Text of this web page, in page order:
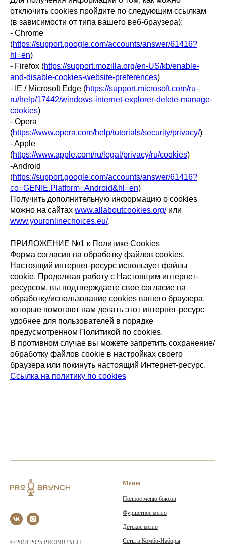
отключить cookies пройдите по следующим ссылкам
(в зависимости от типа вашего веб-браузера):
- Chrome
(https://support.google.com/accounts/answer/61416?
hl=en)
- Firefox (https://support.mozilla.org/en-US/kb/enable-
and-disable-cookies-website-preferences)
- IE / Microsoft Edge (https://support.microsoft.com/ru-
ru/help/17442/windows-internet-explorer-delete-manage-
cookies)
- Opera
(https://www.opera.com/help/tutorials/security/privacy/)
- Apple
(https://www.apple.com/ru/legal/privacy/ru/cookies)
-Android
(https://support.google.com/accounts/answer/61416?
co=GENIE.Platform=Android&hl=en)
Получить дополнительную информацию о cookies
можно на сайтах www.allaboutcookies.org/или
www.youronlinechoices.eu/.
ПРИЛОЖЕНИЕ №1 к Политике Cookies
Форма согласия на обработку файлов cookies.
Настоящий интернет-ресурс использует файлы
cookie. Продолжая работу с Настоящим интернет-
ресурсом, вы подтверждаете свое согласие на
обработку/использование cookies вашего браузера,
которые помогают нам делать этот интернет-ресурс
удобнее для пользователей в порядке
предусмотренном Политикой по cookies.
В противном случае вы можете запретить сохранение/
обработку файлов cookie в настройках своего
браузера или покинуть настоящий Интернет-ресурс.
Ссылка на политику по cookies
© 2018-2025 PROBRUNCH
Меню
Полное меню боксов
Фуршетное меню
Детское меню
Сеты и Комбо-Наборы